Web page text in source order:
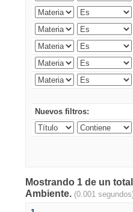
Nuevos filtros:
Mostrando 1 de un
Ambiente. (0.001